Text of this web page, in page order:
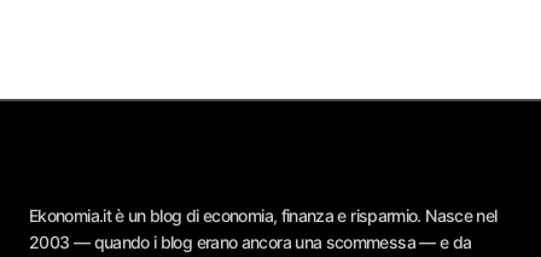
Ekonomia.it è un blog di economia, finanza e risparmio. Nasce nel
2003 — quando i blog erano ancora una scommessa — e da